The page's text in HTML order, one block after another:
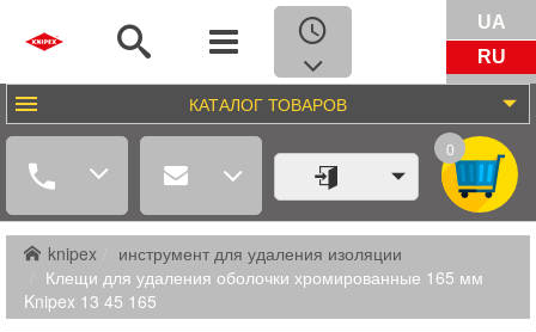
UA
RU
КАТАЛОГ ТОВАРОВ
0
knipex
инструмент для удаления изоляции
Клещи для удаления оболочки хромированные 165 мм
Knipex 13 45 165